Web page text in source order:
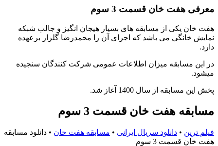
معرفی هفت خان قسمت 3 سوم
هفت خان یکی از مسابقه های بسیار هیجان انگیز و جالب شبکه
نمایش خانگی می باشد که اجرای آن را محمدرضا گلزار برعهده
دارد.
در این مسابقه میزان اطلاعات عمومی شرکت کنندگان سنجیده
میشود.
پخش این مسابقه از سال 1400 آغاز شد.
مسابقه هفت خان قسمت 3 سوم
فیلم ترین • دانلود سریال ایرانی • مسابقه هفت خان • دانلود مسابقه
هفت خان قسمت 3 سوم